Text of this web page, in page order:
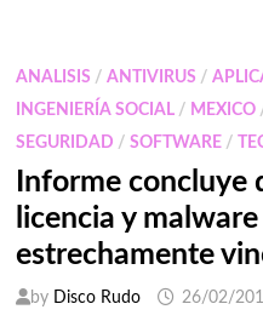
ANALISIS / ANTIVIRUS /
INGENIERÍA SOCIAL/ MEXICO
SEGURIDAD / SOFTWARE/
Informe concluye
licencia y
estrechamente
by Disco Rudo 26/02/